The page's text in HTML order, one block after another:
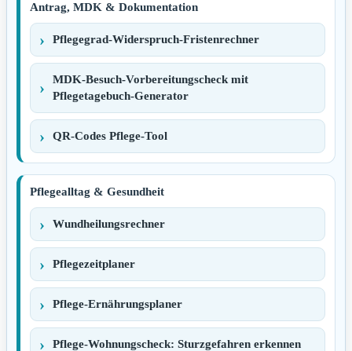
Antrag, MDK & Dokumentation
Pflegegrad-Widerspruch-Fristenrechner
MDK-Besuch-Vorbereitungscheck mit
Pflegetagebuch-Generator
QR-Codes Pflege-Tool
Pflegealltag & Gesundheit
Wundheilungsrechner
Pflegezeitplaner
Pflege-Ernährungsplaner
Pflege-Wohnungscheck: Sturzgefahren erkennen